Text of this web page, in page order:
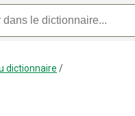
dictionnaire /